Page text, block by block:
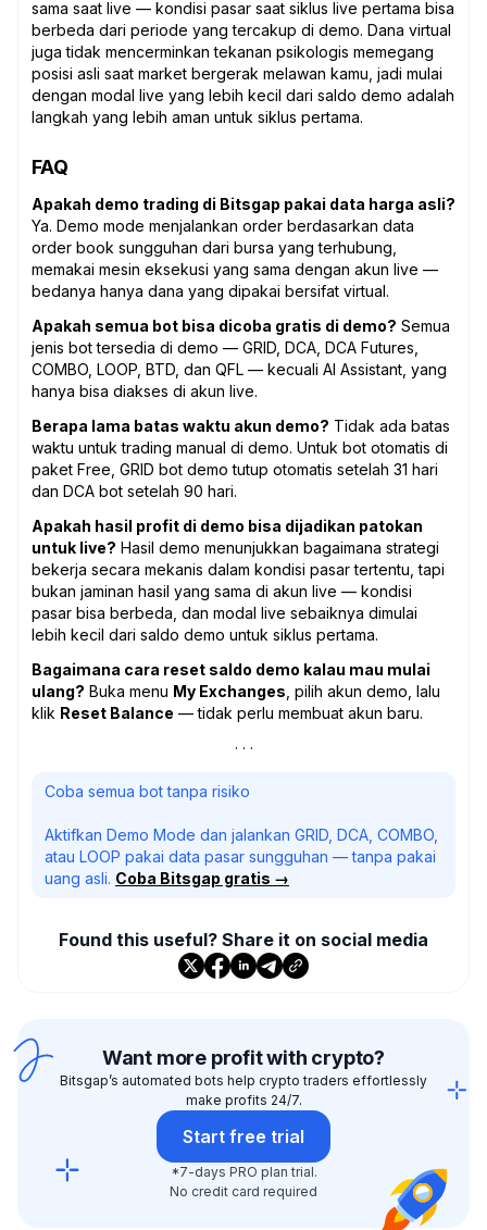
sama saat live — kondisi pasar saat siklus live pertama bisa
berbeda dari periode yang tercakup di demo. Dana virtual
juga tidak mencerminkan tekanan psikologis memegang
posisi asli saat market bergerak melawan kamu, jadi mulai
dengan modal live yang lebih kecil dari saldo demo adalah
langkah yang lebih aman untuk siklus pertama.
FAQ
Apakah demo trading di Bitsgap pakai data harga asli?
Ya. Demo mode menjalankan order berdasarkan data
order book sungguhan dari bursa yang terhubung,
memakai mesin eksekusi yang sama dengan akun live —
bedanya hanya dana yang dipakai bersifat virtual.
Apakah semua bot bisa dicoba gratis di demo? Semua
jenis bot tersedia di demo — GRID, DCA, DCA Futures,
COMBO, LOOP, BTD, dan QFL — kecuali AI Assistant, yang
hanya bisa diakses di akun live.
Berapa lama batas waktu akun demo? Tidak ada batas
waktu untuk trading manual di demo. Untuk bot otomatis di
paket Free, GRID bot demo tutup otomatis setelah 31 hari
dan DCA bot setelah 90 hari.
Apakah hasil profit di demo bisa dijadikan patokan
untuk live? Hasil demo menunjukkan bagaimana strategi
bekerja secara mekanis dalam kondisi pasar tertentu, tapi
bukan jaminan hasil yang sama di akun live — kondisi
pasar bisa berbeda, dan modal live sebaiknya dimulai
lebih kecil dari saldo demo untuk siklus pertama.
Bagaimana cara reset saldo demo kalau mau mulai
ulang? Buka menu My Exchanges , pilih akun demo, lalu
klik Reset Balance — tidak perlu membuat akun baru.
Coba semua bot tanpa risiko
Aktifkan Demo Mode dan jalankan GRID, DCA, COMBO,
atau LOOP pakai data pasar sungguhan — tanpa pakai
uang asli. Coba Bitsgap gratis →
Found this useful? Share it on social media
Want more profit with crypto?
Bitsgap’s automated bots help crypto traders effortlessly
make profits 24/7.
Start free trial
*7-days PRO plan trial.
No credit card required